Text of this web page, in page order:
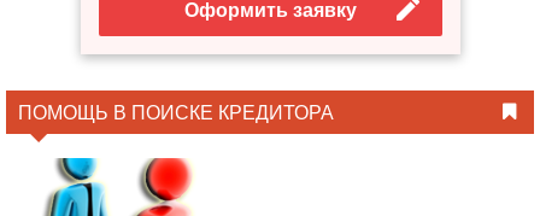
Оформить заявку
ПОМОЩЬ В ПОИСКЕ КРЕДИТОРА